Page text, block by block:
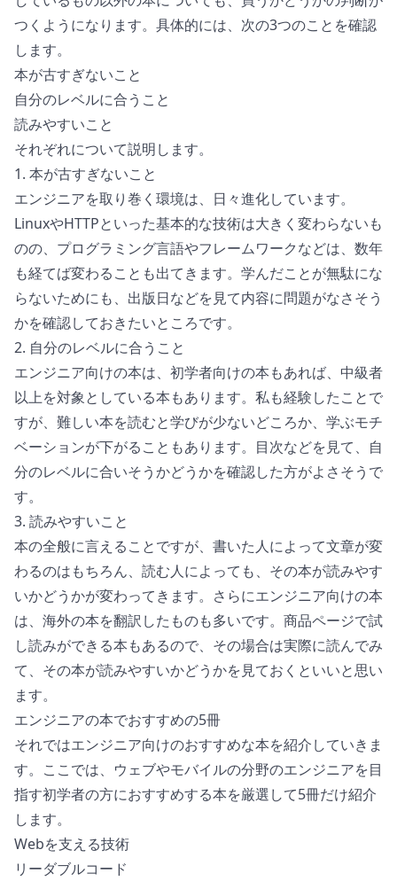
つくようになります。具体的には、次の3つのことを確認
します。
本が古すぎないこと
自分のレベルに合うこと
読みやすいこと
それぞれについて説明します。
1. 本が古すぎないこと
エンジニアを取り巻く環境は、日々進化しています。
LinuxやHTTPといった基本的な技術は大きく変わらないも
のの、プログラミング言語やフレームワークなどは、数年
も経てば変わることも出てきます。学んだことが無駄にな
らないためにも、出版日などを見て内容に問題がなさそう
かを確認しておきたいところです。
2. 自分のレベルに合うこと
エンジニア向けの本は、初学者向けの本もあれば、中級者
以上を対象としている本もあります。私も経験したことで
すが、難しい本を読むと学びが少ないどころか、学ぶモチ
ベーションが下がることもあります。目次などを見て、自
分のレベルに合いそうかどうかを確認した方がよさそうで
す。
3. 読みやすいこと
本の全般に言えることですが、書いた人によって文章が変
わるのはもちろん、読む人によっても、その本が読みやす
いかどうかが変わってきます。さらにエンジニア向けの本
は、海外の本を翻訳したものも多いです。商品ページで試
し読みができる本もあるので、その場合は実際に読んでみ
て、その本が読みやすいかどうかを見ておくといいと思い
ます。
エンジニアの本でおすすめの5冊
それではエンジニア向けのおすすめな本を紹介していきま
す。ここでは、ウェブやモバイルの分野のエンジニアを目
指す初学者の方におすすめする本を厳選して5冊だけ紹介
します。
Webを支える技術
リーダブルコード